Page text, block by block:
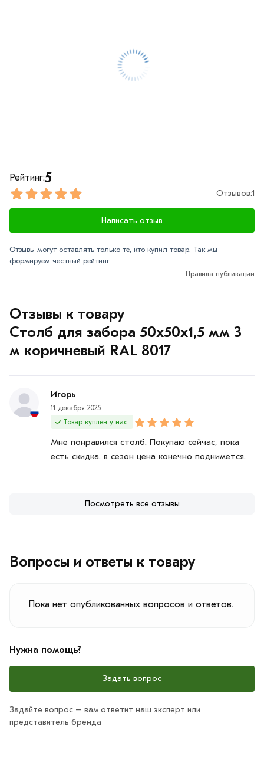
Отзывы к товару
Столб для забора 50х50х1,5 мм 3
м коричневый RAL 8017
Игорь
11 декабря 2025
Товар куплен у нас
Мне понравился столб. Покупаю сейчас, пока
есть скидка. в сезон цена конечно поднимется.
Посмотреть все отзывы
Рейтинг:5
Отзывов:1
Написать отзыв
Отзывы могут оставлять только те, кто купил товар. Так мы
формируем честный рейтинг
Правила публикации
Вопросы и ответы к товару
Пока нет опубликованных вопросов и ответов.
Нужна помощь?
Задать вопрос
Задайте вопрос – вам ответит наш эксперт или
представитель бренда